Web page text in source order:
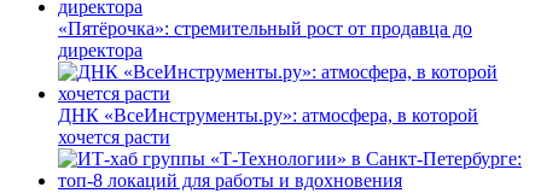
«Пятёрочка»: стремительный рост от продавца до
директора
ДНК «ВсеИнструменты.ру»: атмосфера, в которой
хочется расти